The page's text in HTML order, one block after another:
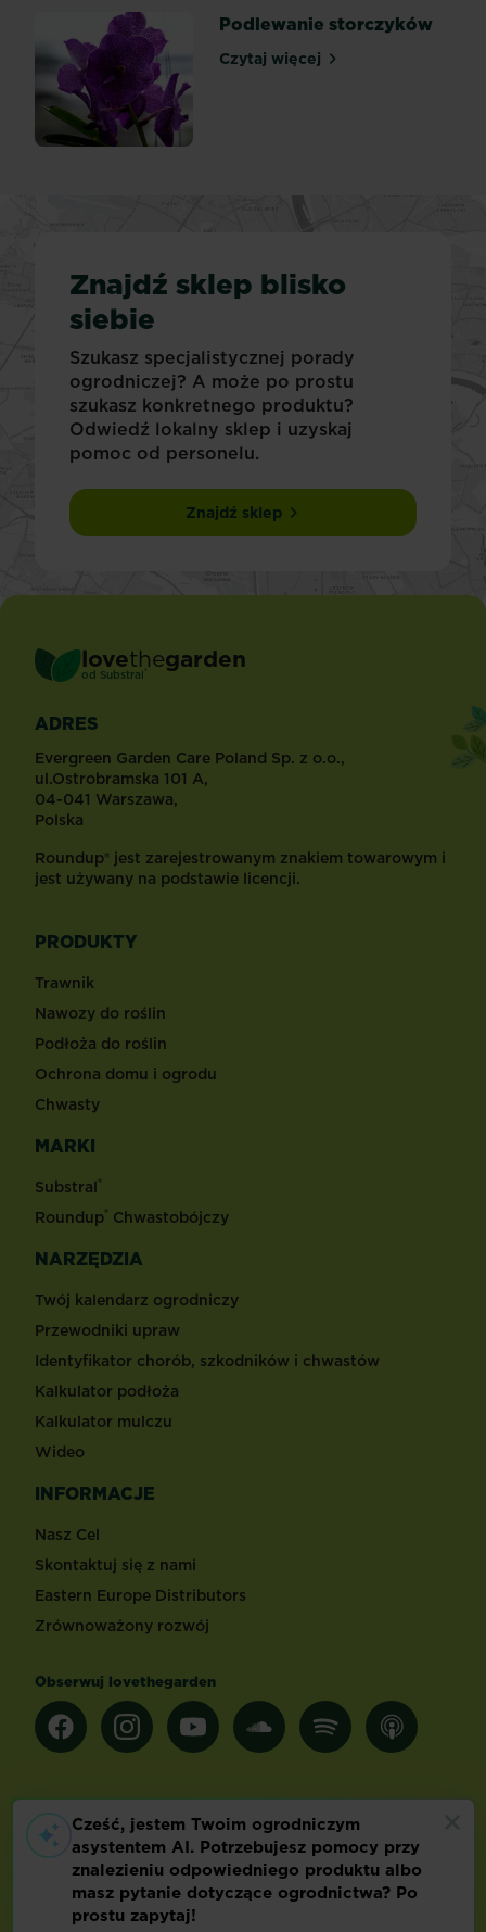
Podlewanie storczyków
Czytaj więcejPodlewanie storczyków
Znajdź sklep blisko
siebie
Szukasz specjalistycznej porady
ogrodniczej? A może po prostu
szukasz konkretnego produktu?
Odwiedź lokalny sklep i uzyskaj
pomoc od personelu.
Znajdź sklep
lovethegarden
od Substral ®
ADRES
Evergreen Garden Care Poland Sp. z o.o.,
ul.Ostrobramska 101 A,
04-041 Warszawa,
Polska
Roundup® jest zarejestrowanym znakiem towarowym i
jest używany na podstawie licencji.
PRODUKTY
Trawnik
Nawozy do roślin
Podłoża do roślin
Ochrona domu i ogrodu
Chwasty
MARKI
Substral®
Roundup® Chwastobójczy
NARZĘDZIA
Twój kalendarz ogrodniczy
Przewodniki upraw
Identyfikator chorób, szkodników i chwastów
Kalkulator podłoża
Kalkulator mulczu
Wideo
INFORMACJE
Nasz Cel
Skontaktuj się z nami
Eastern Europe Distributors
Zrównoważony rozwój
Obserwuj lovethegarden
Inne kraje
Footer
Warunki korzystania